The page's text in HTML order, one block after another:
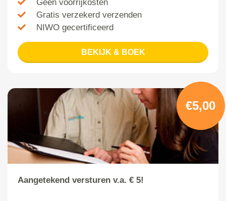
Geen voorrijkosten
Gratis verzekerd verzenden
NIWO gecertificeerd
BEKIJK & BOEK
€5,00
Aangetekend versturen v.a. € 5!